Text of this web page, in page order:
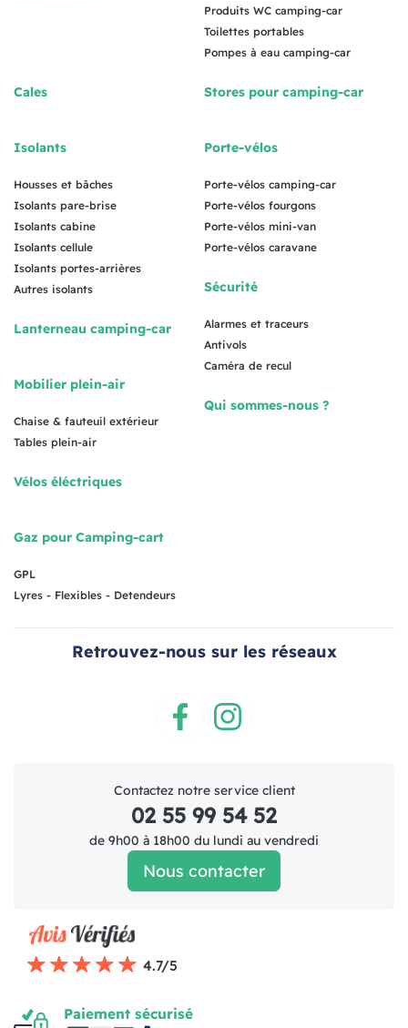
Produits WC camping-car
Toilettes portables
Pompes à eau camping-car
Cales
Isolants
Housses et bâches
Isolants pare-brise
Isolants cabine
Isolants cellule
Isolants portes-arrières
Autres isolants
Lanterneau camping-car
Mobilier plein-air
Chaise & fauteuil extérieur
Tables plein-air
Vélos éléctriques
Gaz pour Camping-cart
GPL
Lyres - Flexibles - Detendeurs
Stores pour camping-car
Porte-vélos
Porte-vélos camping-car
Porte-vélos fourgons
Porte-vélos mini-van
Porte-vélos caravane
Sécurité
Alarmes et traceurs
Antivols
Caméra de recul
Qui sommes-nous ?
Retrouvez-nous sur les réseaux
Contactez notre service client
02 55 99 54 52
de 9h00 à 18h00 du lundi au vendredi
Nous contacter
4.7/5
Paiement sécurisé